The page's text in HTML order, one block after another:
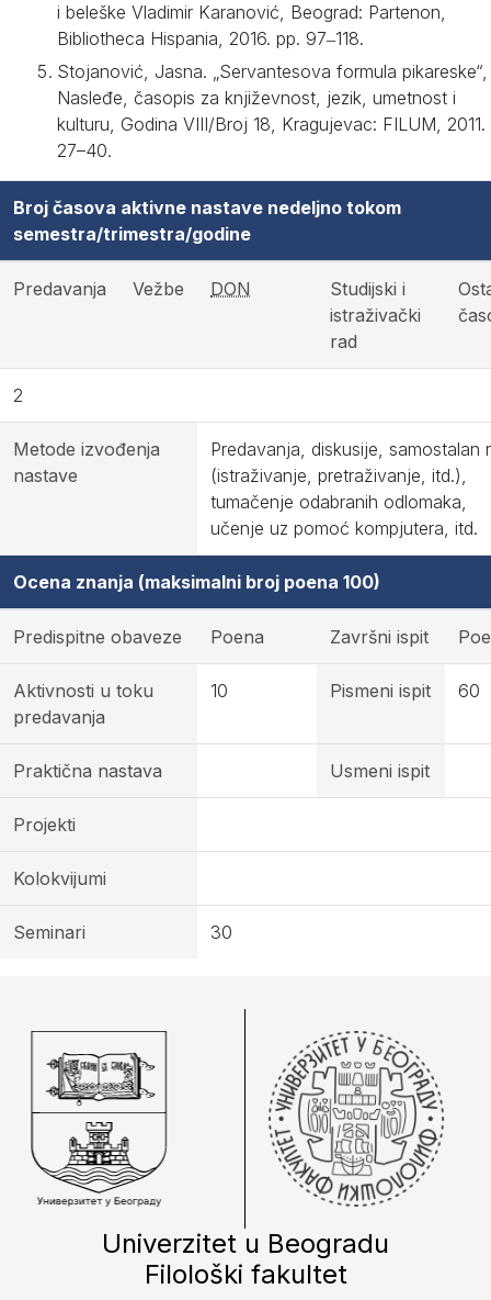
i beleške Vladimir Karanović, Beograd: Partenon,
Bibliotheca Hispania, 2016. pp. 97‒118.
Stojanović, Jasna. „Servantesova formula pikareske“,
Nasleđe, časopis za književnost, jezik, umetnost i
kulturu, Godina VIII/Broj 18, Kragujevac: FILUM, 2011.
27–40.
Broj časova aktivne nastave nedeljno tokom
semestra/trimestra/godine
Predavanja Vežbe DON
Studijski i
istraživački
rad
2
Metode izvođenja
nastave
Predavanja, diskusije, samostalan
(istraživanje, pretraživanje, itd.),
tumačenje odabranih odlomaka,
učenje uz pomoć kompjutera, itd.
Ocena znanja (maksimalni broj poena 100)
Predispitne obaveze Poena Završni ispit
Aktivnosti u toku
predavanja
10 Pismeni ispit 60
Praktična nastava Usmeni ispit
Projekti
Kolokvijumi
Seminari 30
Univerzitet u Beogradu
Filološki fakultet